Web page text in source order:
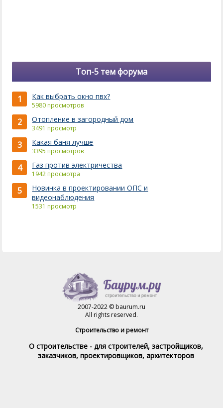
Топ-5 тем форума
1 Как выбрать окно пвх?
5980 просмотров
2 Отопление в загородный дом
3491 просмотр
3 Какая баня лучше
3395 просмотров
4 Газ против электричества
1942 просмотра
5
Новинка в проектировании ОПС и
видеонаблюдения
1531 просмотр
2007-2022 © baurum.ru
All rights reserved.
Строительство и ремонт
О строительстве - для строителей, застройщиков,
заказчиков, проектировщиков, архитекторов